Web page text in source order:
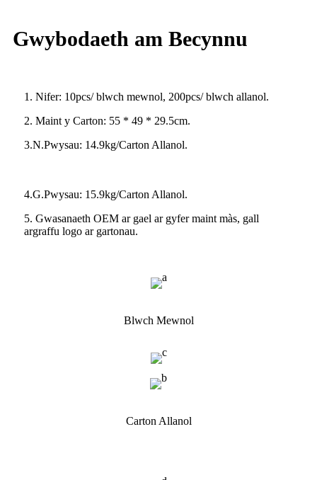
Gwybodaeth am Becynnu
1. Nifer: 10pcs/ blwch mewnol, 200pcs/ blwch allanol.
2. Maint y Carton: 55 * 49 * 29.5cm.
3.N.Pwysau: 14.9kg/Carton Allanol.
4.G.Pwysau: 15.9kg/Carton Allanol.
5. Gwasanaeth OEM ar gael ar gyfer maint màs, gall
argraffu logo ar gartonau.
Blwch Mewnol
Carton Allanol